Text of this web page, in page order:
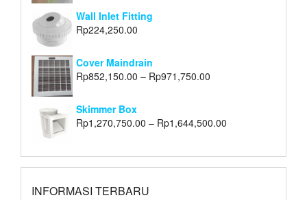
Wall Inlet Fitting
Rp224,250.00
Cover Maindrain
Rp852,150.00 – Rp971,750.00
Skimmer Box
Rp1,270,750.00 – Rp1,644,500.00
INFORMASI TERBARU